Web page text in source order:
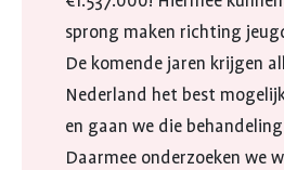
sprong maken richting
De komende jaren krijgen
Nederland het best
en gaan we die
Daarmee onderzoeken we